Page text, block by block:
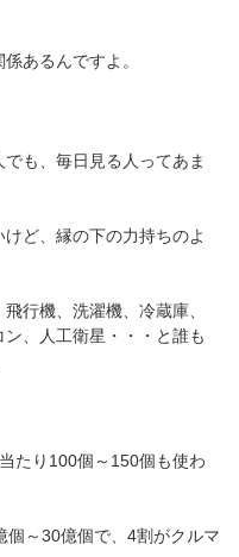
係あるんですよ。
も、毎日見る人ってあま
ど、縁の下の力持ちのよ
行機、洗濯機、冷蔵庫、
、人工衛星・・・と誰も
たり100個～150個も使わ
個～30億個で、4割がクルマ